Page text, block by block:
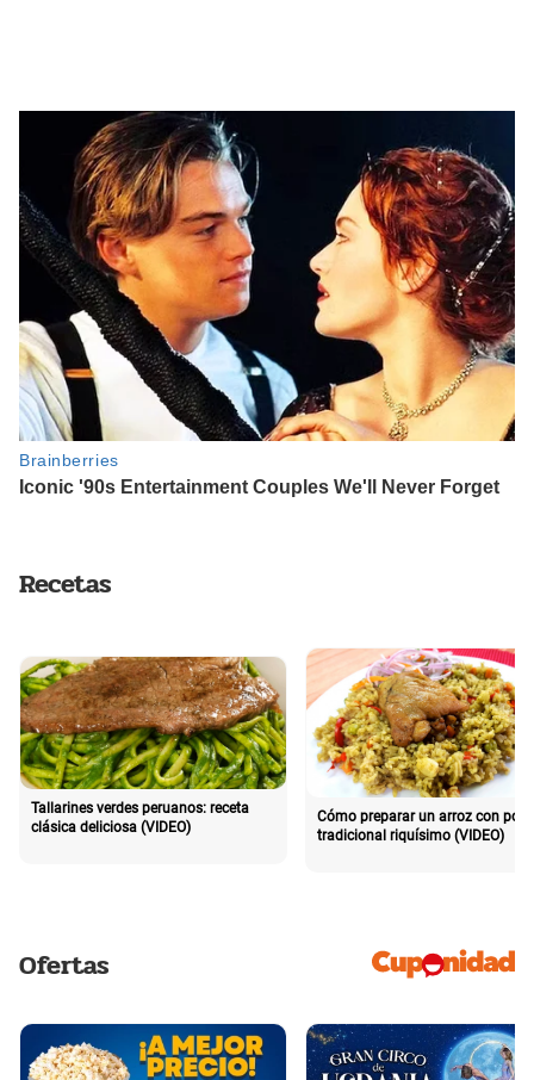
Recetas
Tallarines verdes peruanos: receta
clásica deliciosa (VIDEO)
Cómo preparar un arroz con pollo
tradicional riquísimo (VIDEO)
Ofertas